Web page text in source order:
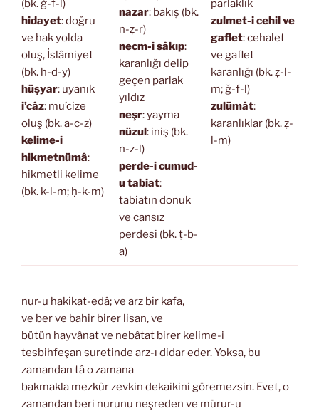
(bk. ğ-f-l)
hidayet: doğru
ve hak yolda
oluş, İslâmiyet
(bk. h-d-y)
hüşyar: uyanık
i’câz: mu’cize
oluş (bk. a-c-z)
kelime-i
hikmetnümâ:
hikmetli kelime
(bk. k-l-m; ḥ-k-m)
nazar: bakış (bk.
n-ẓ-r)
necm-i sâkıp:
karanlığı delip
geçen parlak
yıldız
neşr: yayma
nüzul: iniş (bk.
n-z-l)
perde-i cumud-
u tabiat:
tabiatın donuk
ve cansız
perdesi (bk. ṭ-b-
a)
parlaklık
zulmet-i cehil ve
gaflet: cehalet
ve gaflet
karanlığı (bk. ẓ-l-
m; ğ-f-l)
zulümât:
karanlıklar (bk. ẓ-
l-m)
nur-u hakikat-edâ; ve arz bir kafa,
ve ber ve bahir birer lisan, ve
bütün hayvânat ve nebâtat birer kelime-i
tesbihfeşan suretinde arz-ı didar eder. Yoksa, bu
zamandan tâ o zamana
bakmakla mezkûr zevkin dekaikini göremezsin. Evet, o
zamandan beri nurunu neşreden ve mürur-u